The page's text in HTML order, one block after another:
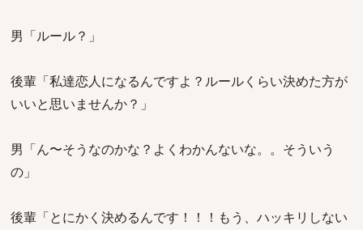
男「ルール？」
後輩「私達恋人になるんですよ？ルールくらい決めた方が
いいと思いませんか？」
男「ん〜そうなのかな？よくわかんないな。。そういう
の」
後輩「とにかく決めるんです！！！もう、ハッキリしない